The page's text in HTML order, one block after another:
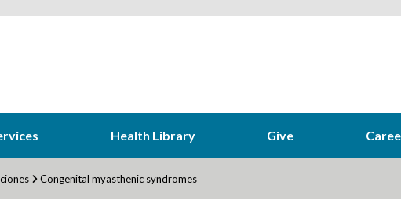
Health Library Give
Congenital myasthenic syndromes